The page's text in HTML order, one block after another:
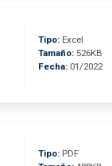
Tipo: Excel
Tamaño: 526KB
Fecha: 01/2022
Tipo: PDF